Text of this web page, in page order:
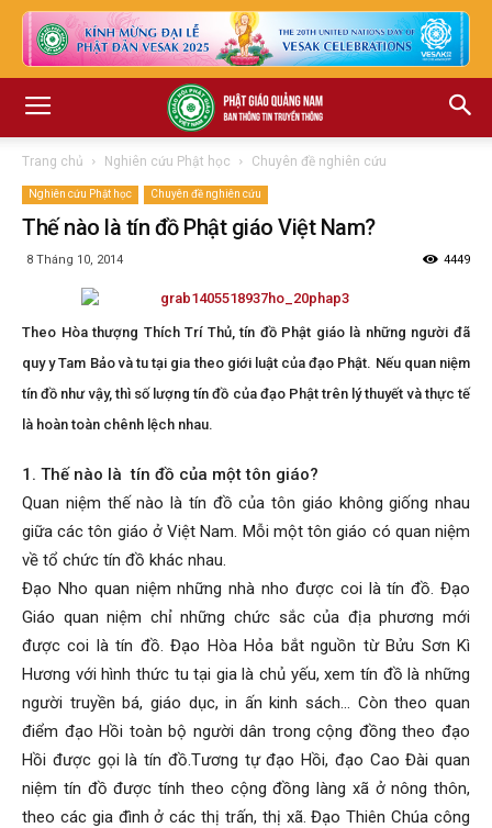
Trang chủ Nghiên cứu Phật học Chuyên đề nghiên cứu
Nghiên cứu Phật học Chuyên đề nghiên cứu
Thế nào là tín đồ Phật giáo Việt Nam?
8 Tháng 10, 2014 4449
Theo Hòa thượng Thích Trí Thủ, tín đồ Phật giáo là những người đã
quy y Tam Bảo và tu tại gia theo giới luật của đạo Phật. Nếu quan niệm
tín đồ như vậy, thì số lượng tín đồ của đạo Phật trên lý thuyết và thực tế
là hoàn toàn chênh lệch nhau.
1. Thế nào là tín đồ của một tôn giáo?
Quan niệm thế nào là tín đồ của tôn giáo không giống nhau
giữa các tôn giáo ở Việt Nam. Mỗi một tôn giáo có quan niệm
về tổ chức tín đồ khác nhau.
Đạo Nho quan niệm những nhà nho được coi là tín đồ. Đạo
Giáo quan niệm chỉ những chức sắc của địa phương mới
được coi là tín đồ. Đạo Hòa Hỏa bắt nguồn từ Bửu Sơn Kì
Hương với hình thức tu tại gia là chủ yếu, xem tín đồ là những
người truyền bá, giáo dục, in ấn kinh sách… Còn theo quan
điểm đạo Hồi toàn bộ người dân trong cộng đồng theo đạo
Hồi được gọi là tín đồ.Tương tự đạo Hồi, đạo Cao Đài quan
niệm tín đồ được tính theo cộng đồng làng xã ở nông thôn,
theo các gia đình ở các thị trấn, thị xã. Đạo Thiên Chúa công